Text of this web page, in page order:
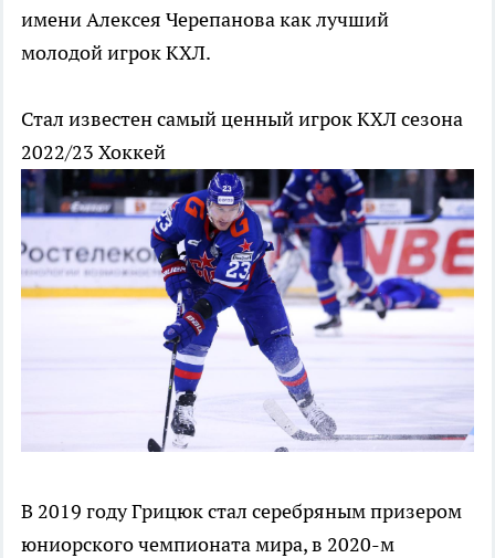
имени Алексея Черепанова как лучший
молодой игрок КХЛ.
Стал известен самый ценный игрок КХЛ сезона
2022/23 Хоккей
В 2019 году Грицюк стал серебряным призером
юниорского чемпионата мира, в 2020-м